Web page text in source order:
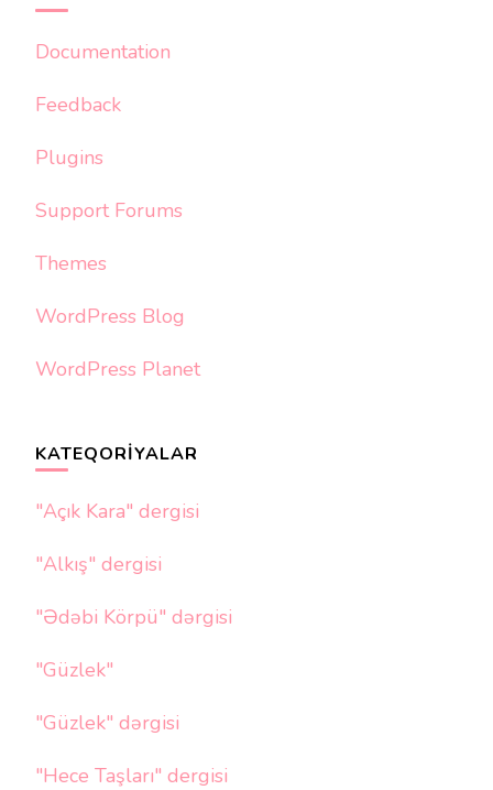
Documentation
Feedback
Plugins
Support Forums
Themes
WordPress Blog
WordPress Planet
KATEQORIYALAR
"Açık Kara" dergisi
"Alkış" dergisi
"Ədəbi Körpü" dərgisi
"Güzlek"
"Güzlek" dərgisi
"Hece Taşları" dergisi